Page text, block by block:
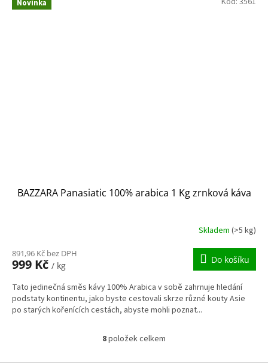
Novinka
BAZZARA Panasiatic 100% arabica 1 Kg zrnková káva
Skladem (>5 kg)
891,96 Kč bez DPH
999 Kč / kg
Do košíku
Tato jedinečná směs kávy 100% Arabica v sobě zahrnuje hledání
podstaty kontinentu, jako byste cestovali skrze různé kouty Asie
po starých kořenících cestách, abyste mohli poznat...
O
8položek celkem